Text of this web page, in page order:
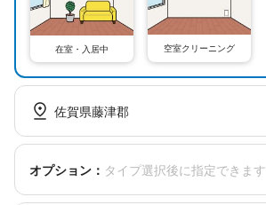
在室・入居中 空室クリーニング
佐賀県藤津郡
オプション： タイプ選択後に指定できます